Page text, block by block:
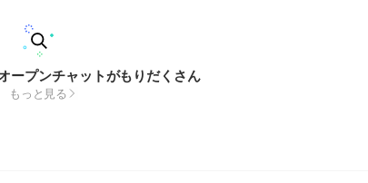
ープンチャットがもりだくさん
もっと見る